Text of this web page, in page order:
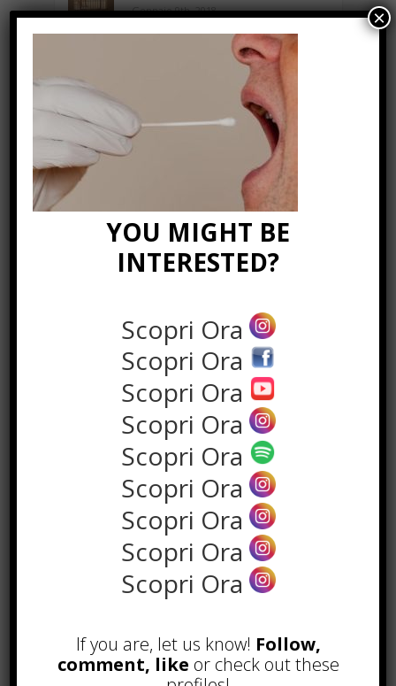
Gennaio 9th, 2018
Curabitur malesuada
NEWS IN UNA FOTO
POPOLARI
A&R nel Business Music: tutto
quello che c’è da sapere!
Noleggio a breve e lungo termine,
le differenze
Maggio 15th, 2018
YOU MIGHT BE
INTERESTED?
Scopri Ora
Scopri Ora
Scopri Ora
Scopri Ora
Scopri Ora
Scopri Ora
Scopri Ora
Scopri Ora
Scopri Ora
If you are, let us know! Follow,
comment, like or check out these
×